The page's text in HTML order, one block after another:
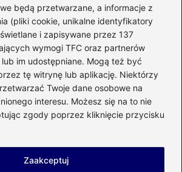
będą przetwarzane, a informacje z
(pliki cookie, unikalne identyfikatory
i zapisywane przez 137
wymogi TFC oraz partnerów
im udostępniane. Mogą też być
tę witrynę lub aplikację. Niektórzy
Twoje dane osobowe na
interesu. Możesz się na to nie
zgody poprzez kliknięcie przycisku
Zaakceptuj
dotyczące wyboru systemów
fotowoltaicznych, pomp ciepła, a także
pomysły na funkcjonalne wnętrza i
budujących lub modernizujących dom.
do posadzenia przed domem od
– stwórz zachwycający ogród
przeprowadzić izolację ścian od